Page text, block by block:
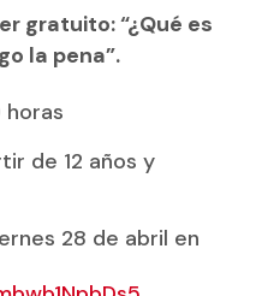
gratuito: “¿Qué es
la pena”.
horas
de 12 años y
28 de abril en